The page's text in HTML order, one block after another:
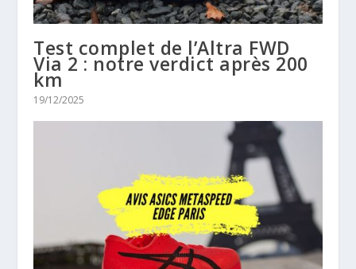
Test complet de l’Altra FWD
Via 2 : notre verdict après 200
km
19/12/2025